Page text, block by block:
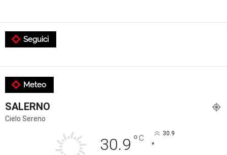
Seguici
Meteo
SALERNO
Cielo Sereno
30.9 °C 30.9
°